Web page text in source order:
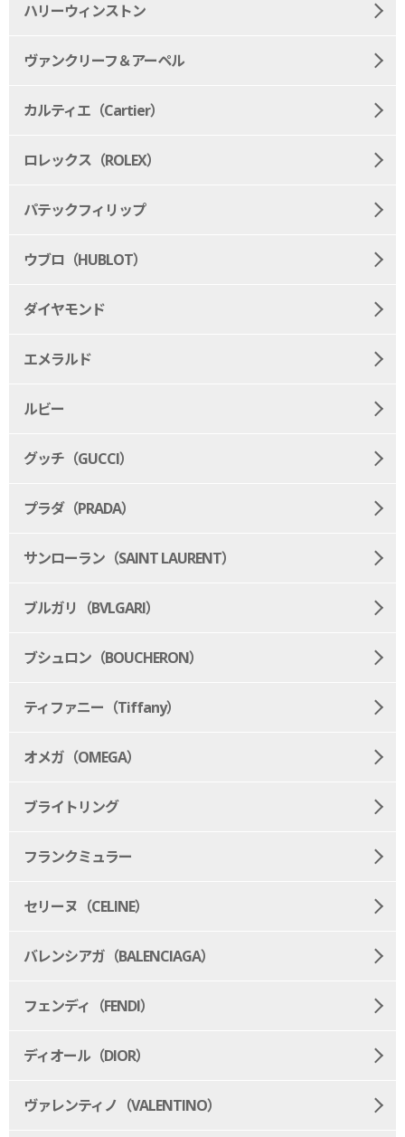
ハリーウィンストン
ヴァンクリーフ＆アーペル
カルティエ（Cartier）
ロレックス（ROLEX）
パテックフィリップ
ウブロ（HUBLOT）
ダイヤモンド
エメラルド
ルビー
グッチ（GUCCI）
プラダ（PRADA）
サンローラン（SAINT LAURENT）
ブルガリ（BVLGARI）
ブシュロン（BOUCHERON）
ティファニー（Tiffany）
オメガ（OMEGA）
ブライトリング
フランクミュラー
セリーヌ（CELINE）
バレンシアガ（BALENCIAGA）
フェンディ（FENDI）
ディオール（DIOR）
ヴァレンティノ（VALENTINO）